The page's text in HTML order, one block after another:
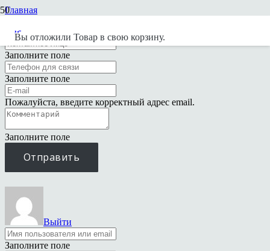
Вы отложили Товар в свою корзину.
Главная
Заявка на обучение
Заполните поле
Заполните поле
Пожалуйста, введите корректный адрес email.
Заполните поле
Отправить
Выйти
Заполните поле